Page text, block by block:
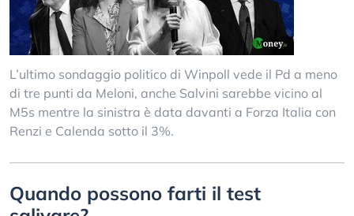
L’ultimo sondaggio politico di Winpoll vede il Pd a meno
di tre punti da Meloni, anche Salvini sarebbe vicino al
M5s mentre la sinistra è data davanti a Forza Italia con
Renzi e Calenda sotto il 3%.
Quando possono farti il test